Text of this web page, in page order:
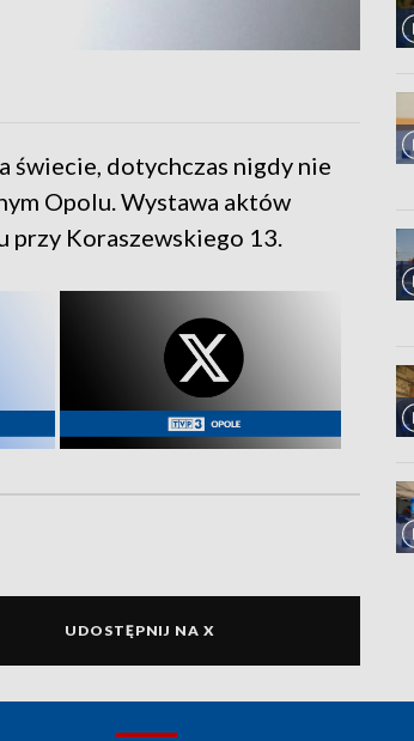
świecie, dotychczas nigdy nie
Opolu. Wystawa aktów
przy Koraszewskiego 13.
UDOSTĘPNIJ NA X